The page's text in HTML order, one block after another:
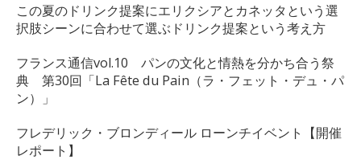
この夏のドリンク提案にエリクシアとカネッタという選
択肢シーンに合わせて選ぶドリンク提案という考え方
フランス通信vol.10 パンの文化と情熱を分かち合う祭
典 第30回「La Fête du Pain（ラ・フェット・デュ・パ
ン）」
フレデリック・ブロンディール ローンチイベント【開催
レポート】